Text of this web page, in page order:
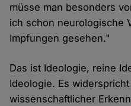
müsse man besonders
ich schon neurologische
Impfungen gesehen."
Das ist Ideologie, reine
Ideologie. Es
wissenschaftlicher